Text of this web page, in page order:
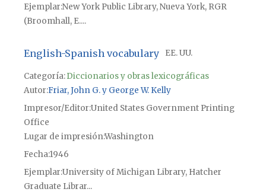
Ejemplar New York Public Library, Nueva York, RGR
(Broomhall, E....
English-Spanish vocabulary EE. UU.
Categoría:Diccionarios y obras lexicográficas
Autor Friar, John G. y George W. Kelly
Impresor/Editor United States Government Printing
Office
Lugar de impresiónWashington
Fecha1946
Ejemplar University of Michigan Library, Hatcher
Graduate Librar...